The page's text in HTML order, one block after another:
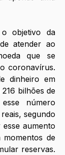
objetivo da
atender ao
que se
coronavírus.
dinheiro em
bilhões de
número
segundo
aumento
de
reservas.